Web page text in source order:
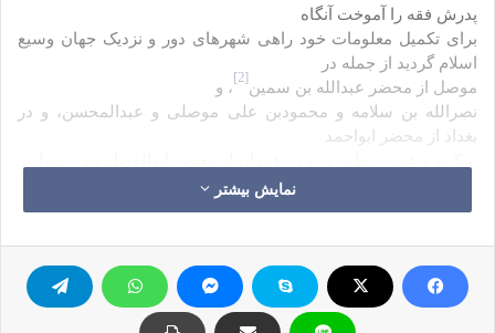
پدرش فقه را آموخت آنگاه
برای تکمیل معلومات خود راهی شهرهای دور و نزدیک جهان وسیع
اسلام گردید از جمله در
موصل از محضر عبدالله بن سمین
[2]
، و
نصرالله بن سلامه و محمودبن علی موصلی و عبدالمحسن، و در
بغداد از محضر ابواحمد
مؤید، و در مرو از محضر ابوالمظفر و در دمشق از محضر قاضی
[3]
محضر ابومحمد و در حرّان از محضر حافظ عبدالقادر مستفیض
گردیده است.
نمایش بیشتر